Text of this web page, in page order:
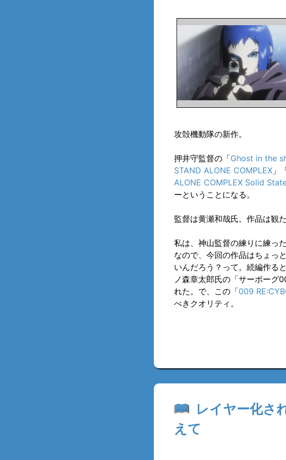
攻殻機動隊の新作。
押井守監督の「Ghost in the
STAND ALONE COMPLEX 」
ALONE COMPLEX Solid
ーということになる。
監督は黄瀬和哉氏。作品は観た
私は、神山監督の練りに練っ
なので、今回の作品はちょっ
いんだろう？って。続編作る
ノ森章太郎氏の「サーボーグ
れた。で、この「009
べきクオリティ。
レイヤー化さ
えて